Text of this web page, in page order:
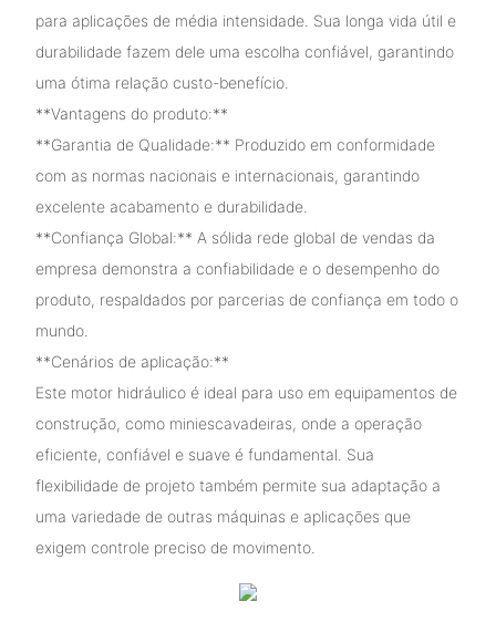
para aplicações de média intensidade. Sua longa vida útil e
durabilidade fazem dele uma escolha confiável, garantindo
uma ótima relação custo-benefício.
**Vantagens do produto:**
**Garantia de Qualidade:** Produzido em conformidade
com as normas nacionais e internacionais, garantindo
excelente acabamento e durabilidade.
**Confiança Global:** A sólida rede global de vendas da
empresa demonstra a confiabilidade e o desempenho do
produto, respaldados por parcerias de confiança em todo o
mundo.
**Cenários de aplicação:**
Este motor hidráulico é ideal para uso em equipamentos de
construção, como miniescavadeiras, onde a operação
eficiente, confiável e suave é fundamental. Sua
flexibilidade de projeto também permite sua adaptação a
uma variedade de outras máquinas e aplicações que
exigem controle preciso de movimento.